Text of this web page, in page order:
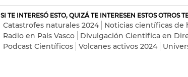
SI TE INTERESÓ ESTO, QUIZÁ TE INTERESEN ESTOS OTROS
Catastrofes naturales 2024
Noticias científicas de
Radio en País Vasco
Divulgación Cientifica en
Podcast Científicos
Volcanes activos 2024